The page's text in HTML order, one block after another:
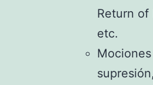
Return of
etc.